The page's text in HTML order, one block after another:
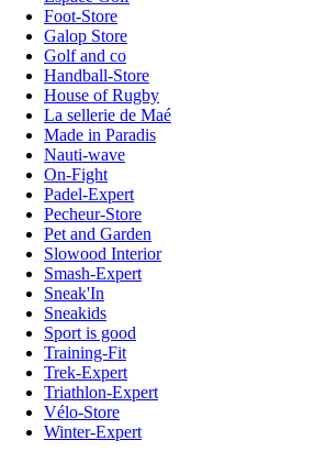
Foot-Store
Galop Store
Golf and co
Handball-Store
House of Rugby
La sellerie de Maé
Made in Paradis
Nauti-wave
On-Fight
Padel-Expert
Pecheur-Store
Pet and Garden
Slowood Interior
Smash-Expert
Sneak'In
Sneakids
Sport is good
Training-Fit
Trek-Expert
Triathlon-Expert
Vélo-Store
Winter-Expert